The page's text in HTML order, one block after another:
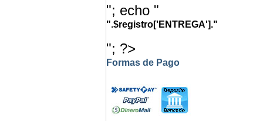
"; echo "
".$registro['ENTREGA']."
"; ?>
Formas de Pago